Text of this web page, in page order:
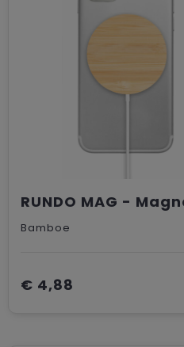
Bamboe
€ 4,88